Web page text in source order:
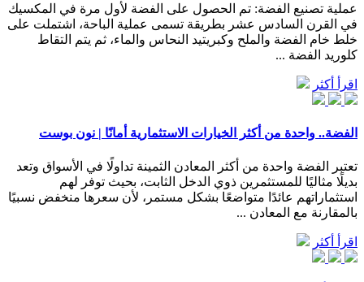
عملية تصنيع الفضة: تم الحصول على الفضة لأول مرة في المكسيك
في القرن السادس عشر بطريقة تسمى عملية الباحة، اشتملت على
خلط خام الفضة والملح وكبريتيد النحاس والماء، ثم يتم التقاط
كلوريد الفضة ...
اقرأ أكثر
الفضة.. واحدة من أكثر الخيارات الاستثمارية أمانًا | نون بوست
تعتبر الفضة واحدة من أكثر المعادن الثمينة تداولًا في الأسواق وتعد
بديلًا مثاليًا للمستثمرين ذوي الدخل الثابت، بحيث توفر لهم
استثماراتهم عائدًا متواضعًا بشكل مستمر، لأن سعرها منخفض نسبيًا
بالمقارنة مع المعادن ...
اقرأ أكثر